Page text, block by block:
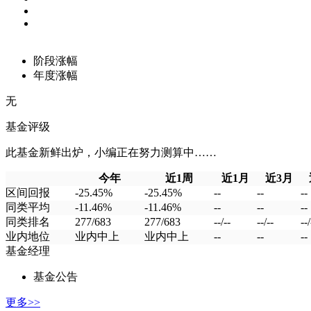
阶段涨幅
年度涨幅
无
基金评级
此基金新鲜出炉，小编正在努力测算中……
今年 近1周 近1月 近3月
区间回报
-25.45% -25.45% -- -- --
同类平均
-11.46% -11.46% -- -- --
同类排名
277/683 277/683 --/-- --/--
业内地位
业内中上 业内中上 -- -- --
基金经理
基金公告
更多>>